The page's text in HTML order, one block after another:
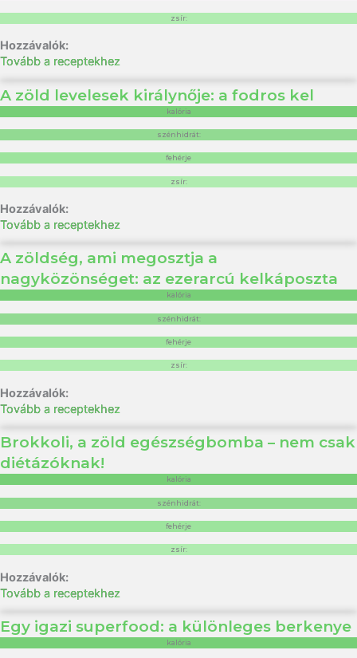
zsír:
Tovább a receptekhez
A zöld levelesek királynője: a fodros kel
kalória
szénhidrát:
fehérje
zsír:
Tovább a receptekhez
A zöldség, ami megosztja a
nagyközönséget: az ezerarcú kelkáposzta
kalória
szénhidrát:
fehérje
zsír:
Tovább a receptekhez
Brokkoli, a zöld egészségbomba – nem csak
diétázóknak!
kalória
szénhidrát:
fehérje
zsír:
Tovább a receptekhez
Egy igazi superfood: a különleges berkenye
kalória